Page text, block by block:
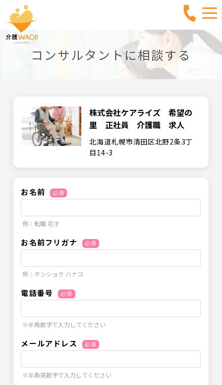
コンサルタントに相談する
株式会社ケアライズ 希望の
里 正社員 介護職 求人
北海道札幌市清田区北野2条3丁
目14-3
お名前 必須
例：転職 花子
お名前フリガナ 必須
例：テンショク ハナコ
電話番号 必須
※半角数字で入力してください
メールアドレス 必須
※半角英数字で入力してください